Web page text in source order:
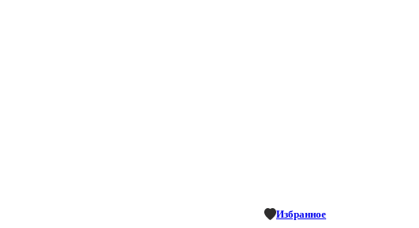
Избранное